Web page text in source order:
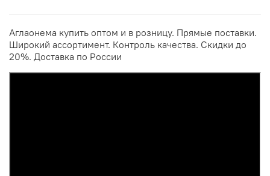
Аглаонема купить оптом и в розницу. Прямые поставки.
Широкий ассортимент. Контроль качества. Скидки до
20%. Доставка по России